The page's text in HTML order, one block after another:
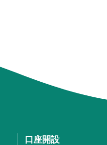
口座開設